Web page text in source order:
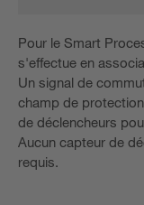
Pour le Smart
s'effectue en
Un signal de
champ de
de déclencheurs
Aucun capteur de
requis.